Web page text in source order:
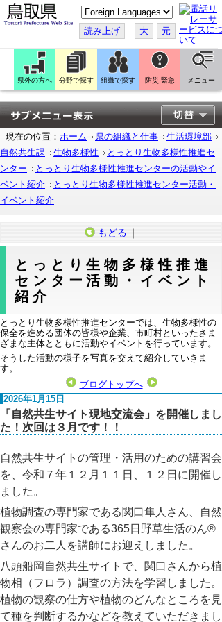
こ
の
ペ
ー
ジ
翻
訳
す
る
読み上げ 大 元
県外の方へ 分野で探す 組織で探す 防災 緊急 メニュー
現在の位置： ホーム 県の組織と仕事
生活環境部
自然共生課
生物多様性
とっとり生物多様性推進セ
ンター
とっとり生物多様性推進センターの活動やイ
ベント紹介
とっとり生物多様性推進センター活動・
イベント紹介
もどる ｜
とっとり生物多様性推進
センター活動・イベント
紹介
とっとり生物多様性推進センターでは、生物多様性の
保全を進める団体の皆様や企業、市町村といったさま
ざまな主体とともに活動やイベントを行っています。
そうした活動の様子を写真を交えて紹介していきま
す。
ブログトップへ
2026年1月15日
「自然共生サイト現地交流会」を開催しまし
た！次回は３月です！！
自然共生サイトの管理・活用のための講習会
を、令和７年１２月１１日、１２日に開催し
ました。
植物調査の専門家である関口隼人さん、自然
観察会の専門家である365日野草生活のん®
さんのお二人を講師にお迎えしました。
八頭船岡自然共生サイトで、関口さんから植
物相（フロラ）調査の方法を学習しました。
植物の観察の仕方や植物のどんなところを見
て種を判断するかなどを教えていただきまし